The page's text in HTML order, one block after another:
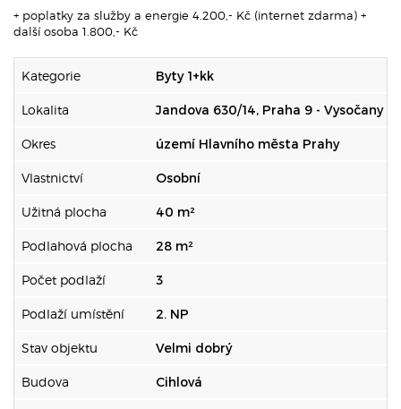
+ poplatky za služby a energie 4.200,- Kč (internet zdarma) +
další osoba 1.800,- Kč
Kategorie Byty 1+kk
Lokalita Jandova 630/14, Praha 9 - Vysočany
Okres území Hlavního města Prahy
Vlastnictví Osobní
Užitná plocha 40 m²
Podlahová plocha 28 m²
Počet podlaží 3
Podlaží umístění 2. NP
Stav objektu Velmi dobrý
Budova Cihlová